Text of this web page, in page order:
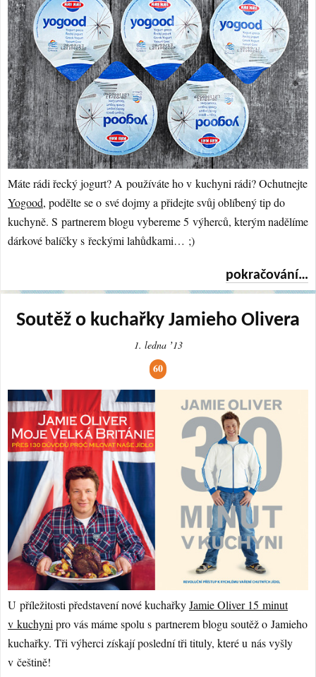
Máte rádi řecký jogurt? A používáte ho v kuchyni rádi? Ochutnejte
Yogood, podělte se o své dojmy a přidejte svůj oblíbený tip do
kuchyně. S partnerem blogu vybereme 5 výherců, kterým nadělíme
dárkové balíčky s řeckými lahůdkami… ;)
pokračování…
Soutěž o kuchařky Jamieho Olivera
1. ledna ʼ13
60
U příležitosti představení nové kuchařkyJamie Oliver 15 minut
v kuchyni pro vás máme spolu s partnerem blogu soutěž o Jamieho
kuchařky. Tři výherci získají poslední tři tituly, které u nás vyšly
v češtině!